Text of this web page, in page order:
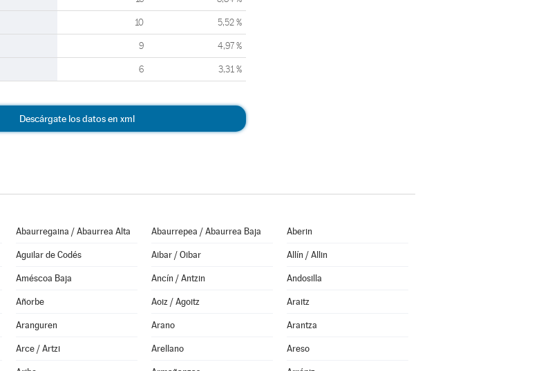
10 5,52 %
9 4,97 %
6 3,31 %
Descárgate los datos en xml
Abaurregaina / Abaurrea Alta Abaurrepea / Abaurrea Baja Aberin
Aguilar de Codés Aibar / Oibar Allín / Allin
Améscoa Baja Ancín / Antzin Andosilla
Añorbe Aoiz / Agoitz Araitz
Aranguren Arano Arantza
Arce / Artzi Arellano Areso